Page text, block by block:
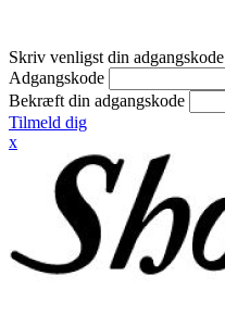
Skriv venligst din adgangskode
Adgangskode
Bekræft din adgangskode
Tilmeld dig
x